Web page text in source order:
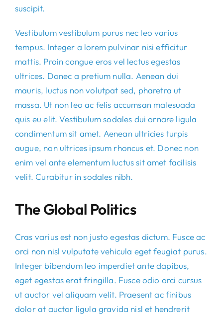
suscipit.
Vestibulum vestibulum purus nec leo varius
tempus. Integer a lorem pulvinar nisi efficitur
mattis. Proin congue eros vel lectus egestas
ultrices. Donec a pretium nulla. Aenean dui
mauris, luctus non volutpat sed, pharetra ut
massa. Ut non leo ac felis accumsan malesuada
quis eu elit. Vestibulum sodales dui ornare ligula
condimentum sit amet. Aenean ultricies turpis
augue, non ultrices ipsum rhoncus et. Donec non
enim vel ante elementum luctus sit amet facilisis
velit. Curabitur in sodales nibh.
The Global Politics
Cras varius est non justo egestas dictum. Fusce ac
orci non nisl vulputate vehicula eget feugiat purus.
Integer bibendum leo imperdiet ante dapibus,
eget egestas erat fringilla. Fusce odio orci cursus
ut auctor vel aliquam velit. Praesent ac finibus
dolor at auctor ligula gravida nisl et hendrerit